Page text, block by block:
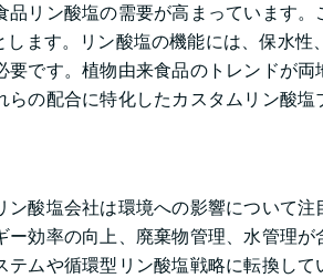
リン酸塩の需要が高まっています。
ます。リン酸塩の機能には、保水性
です。植物由来食品のトレンドが
の配合に特化したカスタムリン酸
酸塩会社は環境への影響について
効率の向上、廃棄物管理、水管理
ムや循環型リン酸塩戦略に転換して